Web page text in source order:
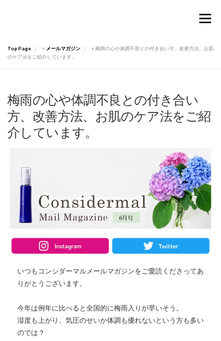
メニュー
TOP Considermalについて
お買い物ガイド 肌にいい話 Q&A
お問い合わせ
Top Page > メールマガジン > 梅雨の心や体調不良との付き合い方、改善方法、お肌
のケア法をご紹介しています。
梅雨の心や体調不良との付き合い
方、改善方法、お肌のケア法をご紹
介しています。
いつもコンシダーマルメールマガジンをご愛読くださってあ
りがとうございます。
今年は例年に比べると全国的に梅雨入りが早いそう。
湿度も上がり、気圧のせいか体調も優れないという方も多い
のでは？